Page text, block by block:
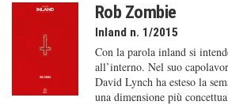
Rob Zombie
Inland n. 1/2015
Con la parola inland si
all’interno. Nel suo
David Lynch ha esteso la
una dimensione più